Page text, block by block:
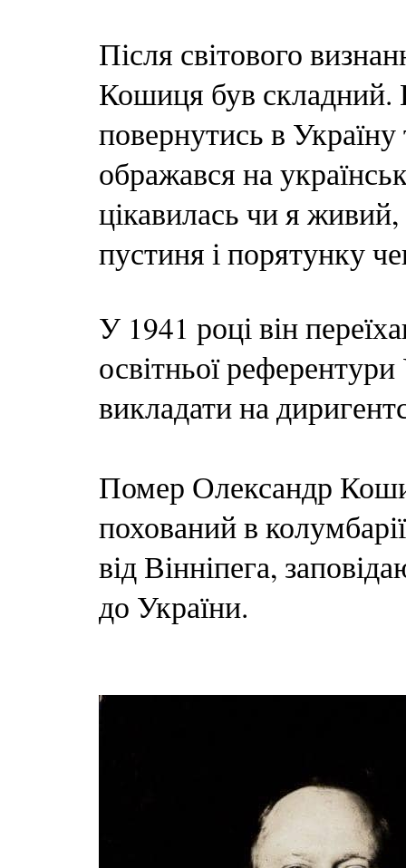
Після світового
Кошиця був складний.
повернутись в Україну
ображався на
цікавилась чи я
пустиня і порятунку
У 1941 році він
освітньої
викладати на
Помер Олександр
похований в
від Вінніпега,
до України.